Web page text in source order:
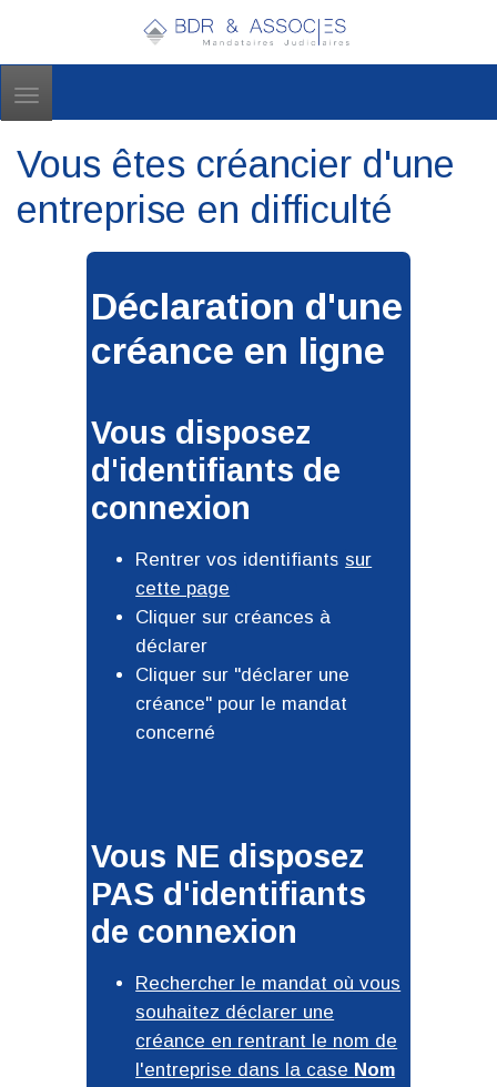
Toggle
Vous êtes créancier d'une
entreprise en difficulté
Déclaration d'une
créance en ligne
Vous disposez
d'identifiants de
connexion
Rentrer vos identifiants sur
cette page
Cliquer sur créances à
déclarer
Cliquer sur "déclarer une
créance" pour le mandat
concerné
Vous NE disposez
PAS d'identifiants
de connexion
Rechercher le mandat où vous
souhaitez déclarer une
créance en rentrant le nom de
l'entreprise dans la case Nom